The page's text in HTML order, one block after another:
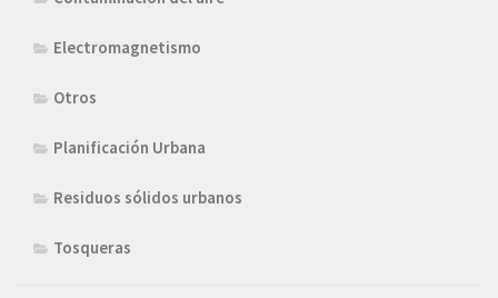
Electromagnetismo
Otros
Planificación Urbana
Residuos sólidos urbanos
Tosqueras